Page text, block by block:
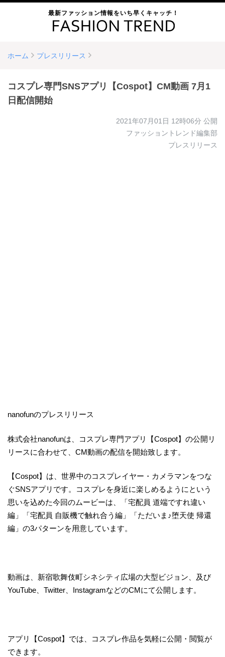
最新ファッション情報をいち早くキャッチ！
ホーム プレスリリース
コスプレ専門SNSアプリ【Cospot】CM動画 7月1
日配信開始
2021年07月01日 12時06分 公開
ファッショントレンド編集部
プレスリリース
nanofunのプレスリリース
株式会社nanofunは、コスプレ専門アプリ【Cospot】の公開リ
リースに合わせて、CM動画の配信を開始致します。
【Cospot】は、世界中のコスプレイヤー・カメラマンをつな
ぐSNSアプリです。コスプレを身近に楽しめるようにという
思いを込めた今回のムービーは、「宅配員 道端ですれ違い
編」「宅配員 自販機で触れ合う編」「ただいま♪堕天使 帰還
編」の3パターンを用意しています。
動画は、新宿歌舞伎町シネシティ広場の大型ビジョン、及び
YouTube、Twitter、InstagramなどのCMにて公開します。
アプリ【Cospot】では、コスプレ作品を気軽に公開・閲覧が
できます。